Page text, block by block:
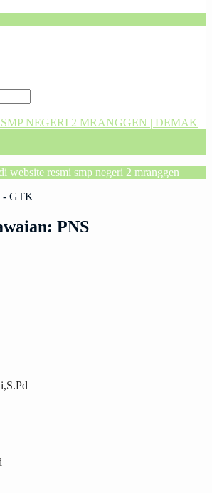
di website resmi smp negeri 2 mranggen
- GTK
PNS